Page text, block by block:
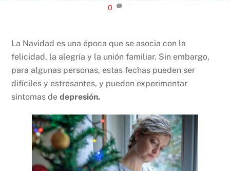
0
La Navidad es una época que se asocia con la
felicidad, la alegría y la unión familiar. Sin embargo,
para algunas personas, estas fechas pueden ser
difíciles y estresantes, y pueden experimentar
síntomas dedepresión.